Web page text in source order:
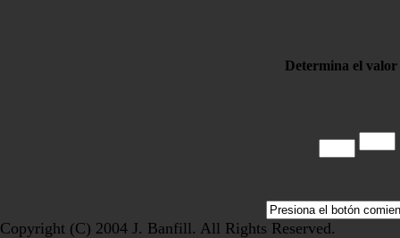
Determina el valor
Copyright (C) 2004 J. Banfill. All Rights Reserved.